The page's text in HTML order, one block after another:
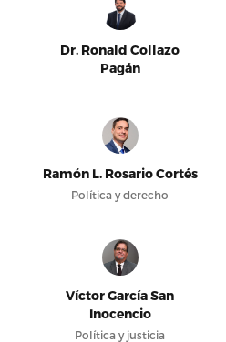
Dr. Ronald Collazo
Pagán
Ramón L. Rosario Cortés
Política y derecho
Víctor García San
Inocencio
Política y justicia